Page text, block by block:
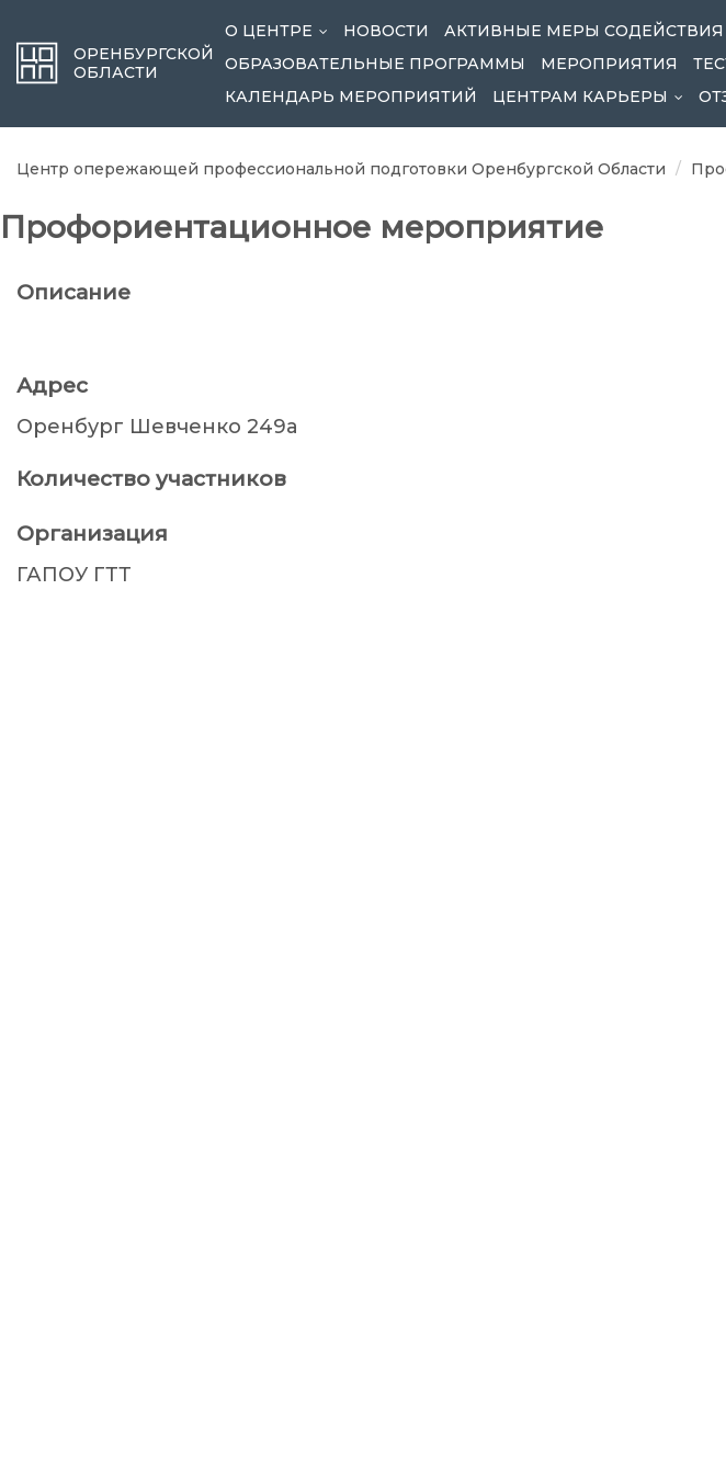
ОРЕНБУРГСКОЙ
ОБЛАСТИ
О ЦЕНТРЕ НОВОСТИ АКТИВНЫЕ МЕРЫ СОДЕЙСТВИЯ
ОБРАЗОВАТЕЛЬНЫЕ ПРОГРАММЫ
МЕРОПРИЯТИЯ
КАЛЕНДАРЬ МЕРОПРИЯТИЙ
ЦЕНТРАМ КАРЬЕРЫ
Центр опережающей профессиональной подготовки Оренбургской Области
Профориентационное мероприятие
Описание
Адрес
Оренбург Шевченко 249а
Количество участников
Организация
ГАПОУ ГТТ